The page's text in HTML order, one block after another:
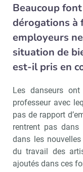
Beaucoup
dérogations à
employeurs
situation de
est-il pris en
Les danseurs
professeur avec
pas de rapport
rentrent pas
dans les
du travail des
ajoutés dans ces